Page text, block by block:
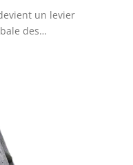
un levier
des…